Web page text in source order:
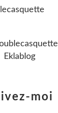
moi
Eklablog